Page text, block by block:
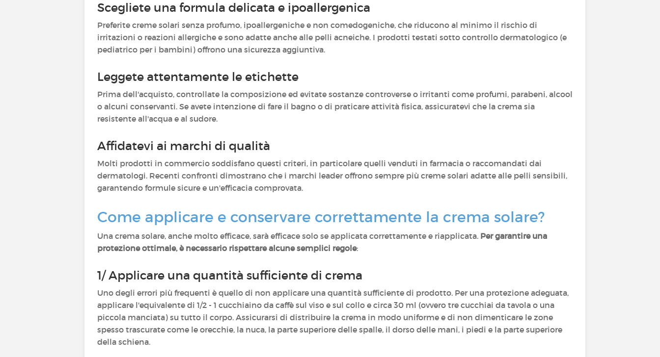
Scegliete una formula delicata e ipoallergenica
Preferite creme solari senza profumo, ipoallergeniche e non comedogeniche, che riducono al minimo il rischio di
irritazioni o reazioni allergiche e sono adatte anche alle pelli acneiche. I prodotti testati sotto controllo dermatologico (e
pediatrico per i bambini) offrono una sicurezza aggiuntiva.
Leggete attentamente le etichette
Prima dell'acquisto, controllate la composizione ed evitate sostanze controverse o irritanti come profumi, parabeni, alcool
o alcuni conservanti. Se avete intenzione di fare il bagno o di praticare attività fisica, assicuratevi che la crema sia
resistente all'acqua e al sudore.
Affidatevi ai marchi di qualità
Molti prodotti in commercio soddisfano questi criteri, in particolare quelli venduti in farmacia o raccomandati dai
dermatologi. Recenti confronti dimostrano che i marchi leader offrono sempre più creme solari adatte alle pelli sensibili,
garantendo formule sicure e un'efficacia comprovata.
Come applicare e conservare correttamente la crema solare?
Una crema solare, anche molto efficace, sarà efficace solo se applicata correttamente e riapplicata. Per garantire una
protezione ottimale, è necessario rispettare alcune semplici regole:
1/ Applicare una quantità sufficiente di crema
Uno degli errori più frequenti è quello di non applicare una quantità sufficiente di prodotto. Per una protezione adeguata,
applicare l'equivalente di 1/2 - 1 cucchiaino da caffè sul viso e sul collo e circa 30 ml (ovvero tre cucchiai da tavola o una
piccola manciata) su tutto il corpo. Assicurarsi di distribuire la crema in modo uniforme e di non dimenticare le zone
spesso trascurate come le orecchie, la nuca, la parte superiore delle spalle, il dorso delle mani, i piedi e la parte superiore
della schiena.